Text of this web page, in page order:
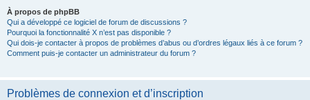
À propos de phpBB
Qui a développé ce logiciel de forum de discussions ?
Pourquoi la fonctionnalité X n’est pas disponible ?
Qui dois-je contacter à propos de problèmes d’abus ou d’ordres légaux liés à ce forum ?
Comment puis-je contacter un administrateur du forum ?
Problèmes de connexion et d’inscription